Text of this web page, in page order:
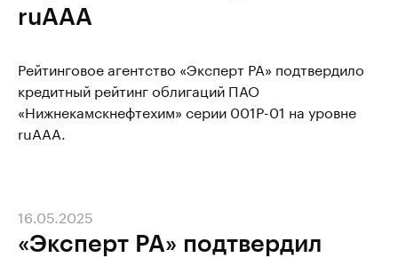
ruAAA
Рейтинговое агентство «Эксперт РА» подтвердило
кредитный рейтинг облигаций ПАО
«Нижнекамскнефтехим» серии 001P-01 на уровне
ruAAA.
«Эксперт РА» подтвердил
16.05.2025